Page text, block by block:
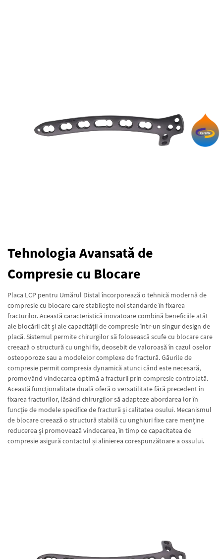
Tehnologia Avansată de
Compresie cu Blocare
Placa LCP pentru Umărul Distal încorporează o tehnică modernă de
compresie cu blocare care stabilește noi standarde în fixarea
fracturilor. Această caracteristică inovatoare combină beneficiile atât
ale blocării cât și ale capacității de compresie într-un singur design de
placă. Sistemul permite chirurgilor să folosească scufe cu blocare care
creează o structură cu unghi fix, deosebit de valoroasă în cazul oselor
osteoporoze sau a modelelor complexe de fractură. Găurile de
compresie permit compresia dynamică atunci când este necesară,
promovând vindecarea optimă a fracturii prin compresie controlată.
Această funcționalitate duală oferă o versatilitate fără precedent în
fixarea fracturilor, lăsând chirurgilor să adapteze abordarea lor în
funcție de modele specifice de fractură și calitatea osului. Mecanismul
de blocare creează o structură stabilă cu unghiuri fixe care menține
reducerea și promovează vindecarea, în timp ce capacitatea de
compresie asigură contactul și alinierea corespunzătoare a ossului.